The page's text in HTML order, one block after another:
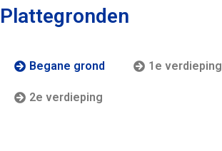
Plattegronden
Begane grond 1e verdieping
2e verdieping